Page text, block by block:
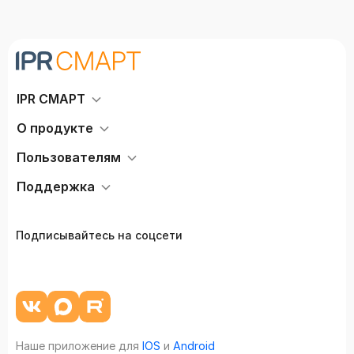
IPR СМАРТ
О продукте
Пользователям
Поддержка
Подписывайтесь на соцсети
Наше приложение для IOS и Android